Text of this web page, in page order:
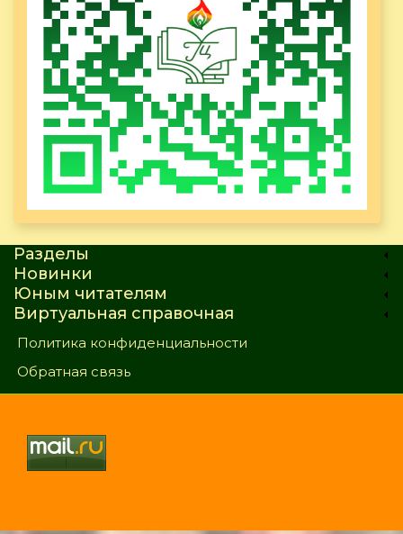
Разделы
Новинки
Юным читателям
Виртуальная справочная
Политика конфиденциальности
Обратная связь